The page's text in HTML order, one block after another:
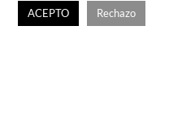
ACEPTO Rechazo